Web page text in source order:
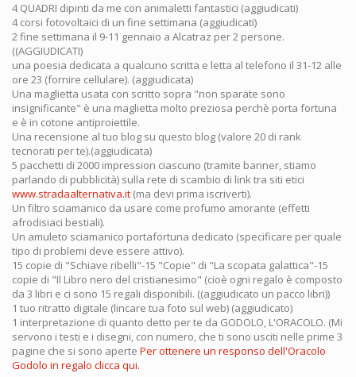
4 QUADRI dipinti da me con animaletti fantastici (aggiudicati)
4 corsi fotovoltaici di un fine settimana (aggiudicati)
2 fine settimana il 9-11 gennaio a Alcatraz per 2 persone.
((AGGIUDICATI)
una poesia dedicata a qualcuno scritta e letta al telefono il 31-12 alle
ore 23 (fornire cellulare). (aggiudicata)
Una maglietta usata con scritto sopra "non sparate sono
insignificante" è una maglietta molto preziosa perchè porta fortuna
e è in cotone antiproiettile.
Una recensione al tuo blog su questo blog (valore 20 di rank
tecnorati per te).(aggiudicata)
5 pacchetti di 2000 impression ciascuno (tramite banner, stiamo
parlando di pubblicità) sulla rete di scambio di link tra siti etici
www.stradaalternativa.it (ma devi prima iscriverti).
Un filtro sciamanico da usare come profumo amorante (effetti
afrodisiaci bestiali).
Un amuleto sciamanico portafortuna dedicato (specificare per quale
tipo di problemi deve essere attivo).
15 copie di "Schiave ribelli"-15 "Copie" di "La scopata galattica"-15
copie di "Il Libro nero del cristianesimo" (cioè ogni regalo è composto
da 3 libri e ci sono 15 regali disponibili. ((aggiudicato un pacco libri))
1 tuo ritratto digitale (lincare tua foto sul web) (aggiudicato)
1 interpretazione di quanto detto per te da GODOLO, L'ORACOLO. (Mi
servono i testi e i disegni, con numero, che ti sono usciti nelle prime 3
pagine che si sono aperte Per ottenere un responso dell'Oracolo
Godolo in regalo clicca qui.